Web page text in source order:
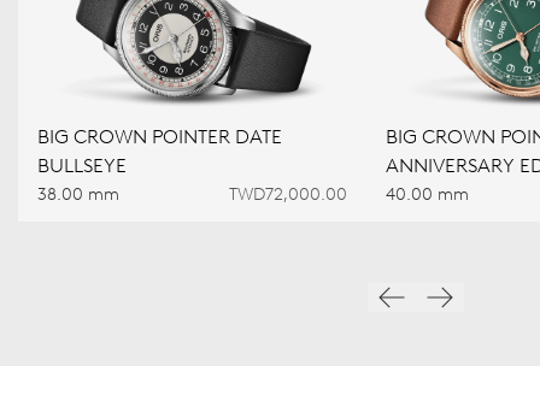
BIG CROWN POINTER DATE
BULLSEYE
38.00 mm TWD72,000.00
BIG CROWN
ANNIVERSARY
40.00 mm